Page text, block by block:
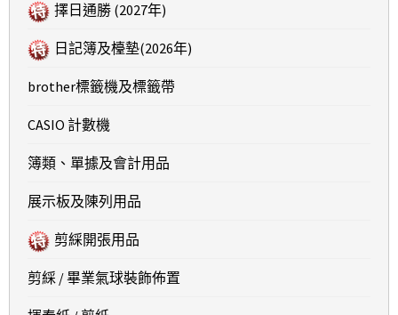
擇日通勝 (2027年)
日記簿及檯墊(2026年)
brother標籤機及標籤帶
CASIO 計數機
簿類、單據及會計用品
展示板及陳列用品
剪綵開張用品
剪綵 / 畢業氣球裝飾佈置